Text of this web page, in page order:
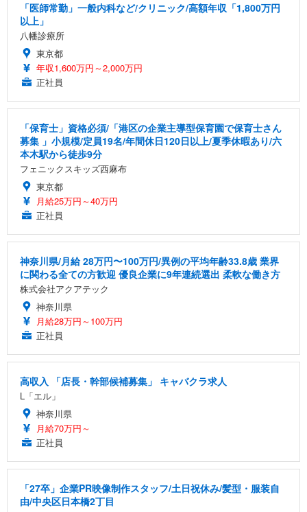
「医師常勤」一般内科など/クリニック/高額年収「1,800万円
以上」
八幡診療所
東京都
年収1,600万円～2,000万円
正社員
「保育士」資格必須/「港区の企業主導型保育園で保育士さん
募集 」小規模/定員19名/年間休日120日以上/夏季休暇あり/六
本木駅から徒歩9分
フェニックスキッズ西麻布
東京都
月給25万円～40万円
正社員
神奈川県/月給 28万円〜100万円/異例の平均年齢33.8歳 業界
に関わる全ての方歓迎 優良企業に9年連続選出 柔軟な働き方
株式会社アクアテック
神奈川県
月給28万円～100万円
正社員
高収入 「店長・幹部候補募集」 キャバクラ求人
L「エル」
神奈川県
月給70万円～
正社員
「27卒」企業PR映像制作スタッフ/土日祝休み/髪型・服装自
由/中央区日本橋2丁目